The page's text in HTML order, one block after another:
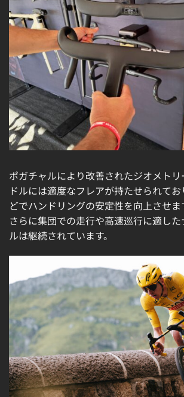
ポガチャルにより改善されたジオメト
ドルには適度なフレアが持たせられて
どでハンドリングの安定性を向上させま
さらに集団での走行や高速巡行に適し
ルは継続されています。